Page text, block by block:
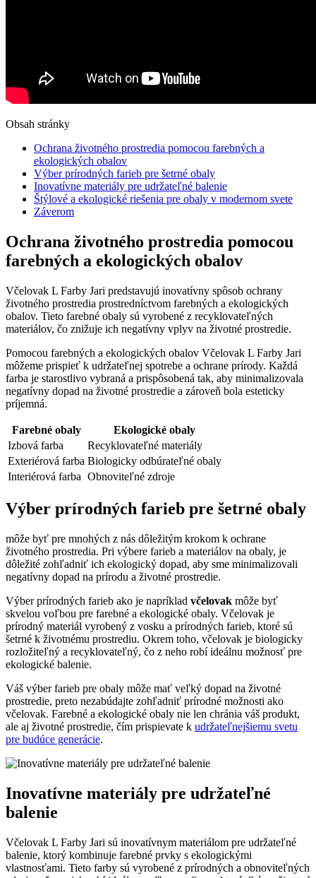
Obsah stránky
Ochrana životného prostredia pomocou farebných a
ekologických obalov
Výber prírodných farieb pre šetrné obaly
Inovatívne materiály pre udržateľné balenie
Štýlové a ekologické riešenia pre obaly v modernom svete
Záverom
Ochrana životného prostredia pomocou
farebných a ekologických obalov
Včelovak L Farby Jari predstavujú inovatívny spôsob ochrany
životného prostredia prostredníctvom farebných a ekologických
obalov. Tieto farebné obaly sú vyrobené z recyklovateľných
materiálov, čo znižuje ich negatívny vplyv na životné prostredie.
Pomocou farebných a ekologických obalov Včelovak L Farby Jari
môžeme prispieť k udržateľnej spotrebe a ochrane prírody. Každá
farba je starostlivo vybraná a prispôsobená tak, aby minimalizovala
negatívny dopad na životné prostredie a zároveň bola esteticky
príjemná.
Farebné obaly
Ekologické obaly
Izbová farba
Recyklovateľné materiály
Exteriérová farba Biologicky odbúrateľné obaly
Interiérová farba Obnoviteľné zdroje
Výber prírodných farieb pre šetrné obaly
môže byť pre mnohých z nás dôležitým krokom k ochrane
životného prostredia. Pri výbere farieb a materiálov na obaly, je
dôležité zohľadniť ich ekologický dopad, aby sme minimalizovali
negatívny dopad na prírodu a životné prostredie.
Výber prírodných farieb ako je napríklad včelovak môže byť
skvelou voľbou pre farebné a ekologické obaly. Včelovak je
prírodný materiál vyrobený z vosku a prírodných farieb, ktoré sú
šetrné k životnému prostrediu. Okrem toho, včelovak je biologicky
rozložiteľný a recyklovateľný, čo z neho robí ideálnu možnosť pre
ekologické balenie.
Váš výber farieb pre obaly môže mať veľký dopad na životné
prostredie, preto nezabúdajte zohľadniť prírodné možnosti ako
včelovak. Farebné a ekologické obaly nie len chránia váš produkt,
ale aj životné prostredie, čím prispievate k udržateľnejšiemu svetu
pre budúce generácie.
Inovatívne materiály pre udržateľné
balenie
Včelovak L Farby Jari sú inovatívnym materiálom pre udržateľné
balenie, ktorý kombinuje farebné prvky s ekologickými
vlastnosťami. Tieto farby sú vyrobené z prírodných a obnoviteľných